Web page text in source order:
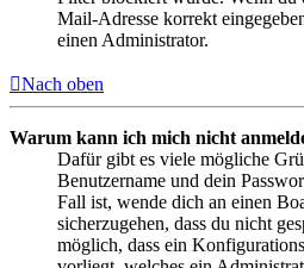
Mail-Adresse korrekt
einen Administrator.
Nach oben
Warum kann ich mich nicht
Dafür gibt es viele mögliche
Benutzername und dein
Fall ist, wende dich an einen
sicherzugehen, dass du nicht
möglich, dass ein